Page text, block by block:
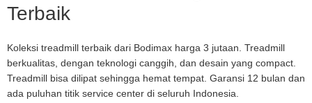
Terbaik
Koleksi treadmill terbaik dari Bodimax harga 3 jutaan. Treadmill
berkualitas, dengan teknologi canggih, dan desain yang compact.
Treadmill bisa dilipat sehingga hemat tempat. Garansi 12 bulan dan
ada puluhan titik service center di seluruh Indonesia.